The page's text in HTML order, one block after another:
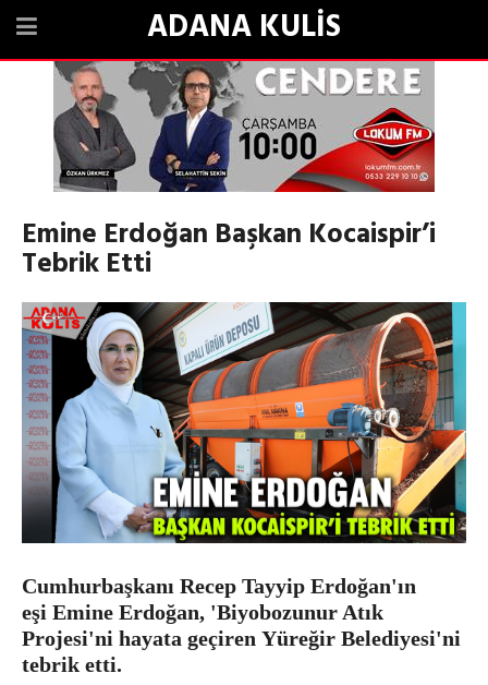
ADANA KULİS
Emine Erdoğan Başkan Kocaispir’i
Tebrik Etti
Cumhurbaşkanı Recep Tayyip Erdoğan'ın
eşi Emine Erdoğan, 'Biyobozunur Atık
Projesi'ni hayata geçiren Yüreğir Belediyesi'ni
tebrik etti.